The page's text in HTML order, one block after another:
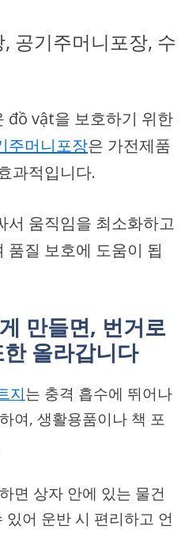
공기주머니포장, 수
đồ vật을 보호하기 위한
주머니포장은 가전제품
과적입니다.
서 움직임을 최소화하고
품질 보호에 도움이 됩
만들면, 번거로
올라갑니다
지는 충격 흡수에 뛰어나
여, 생활용품이나 책 포
면 상자 안에 있는 물건
있어 운반 시 편리하고 언